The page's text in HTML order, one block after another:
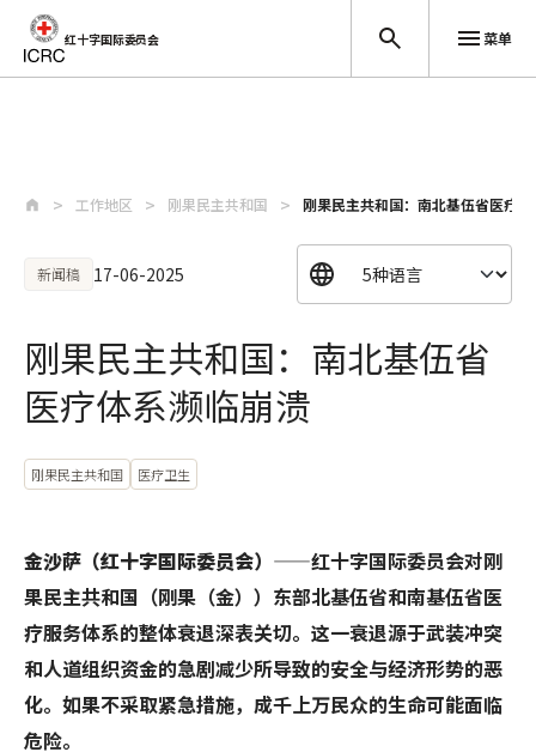
红十字国际委员会 菜单
工作地区 刚果民主共和国 刚果民主共和国：南北基伍省医疗
新闻稿 17-06-2025
刚果民主共和国：南北基伍省
医疗体系濒临崩溃
刚果民主共和国 医疗卫生
金沙萨（红十字国际委员会） ——红十字国际委员会对刚
果民主共和国（刚果（金））东部北基伍省和南基伍省医
疗服务体系的整体衰退深表关切。这一衰退源于武装冲突
和人道组织资金的急剧减少所导致的安全与经济形势的恶
化。如果不采取紧急措施，成千上万民众的生命可能面临
危险。